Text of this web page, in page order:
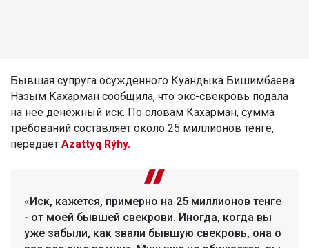
Бывшая супруга осужденного Куандыка Бишимбаева
Назым Кахарман сообщила, что экс-свекровь подала
на нее денежный иск. По словам Кахарман, сумма
требований составляет около 25 миллионов тенге,
передает Azattyq Rýhy.
«Иск, кажется, примерно на 25 миллионов тенге
- от моей бывшей свекрови. Иногда, когда вы
уже забыли, как звали бывшую свекровь, она о